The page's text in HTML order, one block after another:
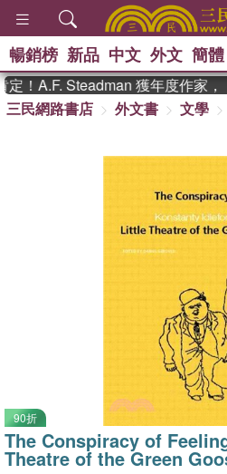
熱搜：
、 偉大
群喵 、
暢銷榜 新品 中文 外文 簡體
！A.F. Steadman 獲年度作家，
三民網路書店
外文書 文學
90折
The Conspiracy of
Theatre of the Green